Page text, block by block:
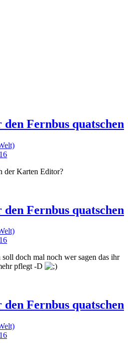
den Fernbus quatschen
der Karten Editor?
den Fernbus quatschen
soll doch mal noch wer sagen das ihr
pflegt -D
den Fernbus quatschen